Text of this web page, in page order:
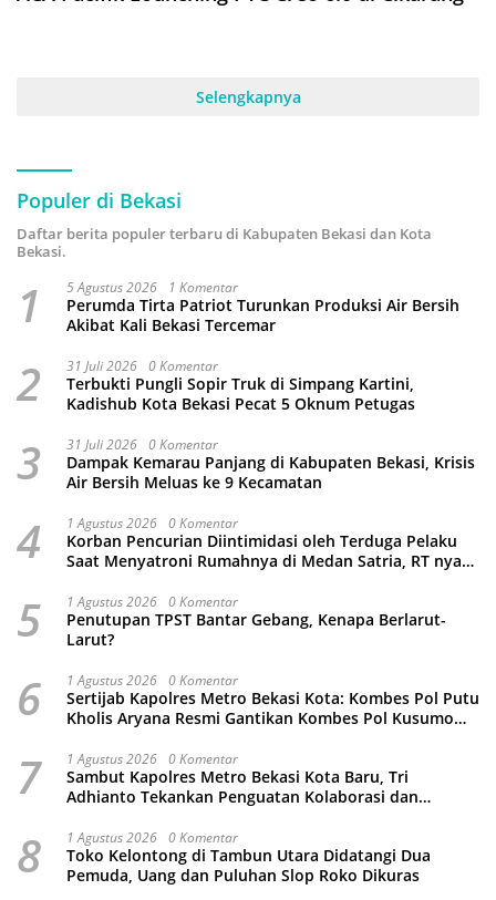
Selengkapnya
Populer di Bekasi
Daftar berita populer terbaru di Kabupaten Bekasi dan Kota
Bekasi.
1 5 Agustus 2026 1 Komentar
Perumda Tirta Patriot Turunkan Produksi Air Bersih
Akibat Kali Bekasi Tercemar
2 31 Juli 2026 0 Komentar
Terbukti Pungli Sopir Truk di Simpang Kartini,
Kadishub Kota Bekasi Pecat 5 Oknum Petugas
3 31 Juli 2026 0 Komentar
Dampak Kemarau Panjang di Kabupaten Bekasi, Krisis
Air Bersih Meluas ke 9 Kecamatan
4 1 Agustus 2026 0 Komentar
Korban Pencurian Diintimidasi oleh Terduga Pelaku
Saat Menyatroni Rumahnya di Medan Satria, RT nya
5 1 Agustus 2026 0 Komentar
Penutupan TPST Bantar Gebang, Kenapa Berlarut-
Larut?
6 1 Agustus 2026 0 Komentar
Sertijab Kapolres Metro Bekasi Kota: Kombes Pol Putu
Kholis Aryana Resmi Gantikan Kombes Pol Kusumo
7 1 Agustus 2026 0 Komentar
Sambut Kapolres Metro Bekasi Kota Baru, Tri
Adhianto Tekankan Penguatan Kolaborasi dan
8 1 Agustus 2026 0 Komentar
Toko Kelontong di Tambun Utara Didatangi Dua
Pemuda, Uang dan Puluhan Slop Roko Dikuras